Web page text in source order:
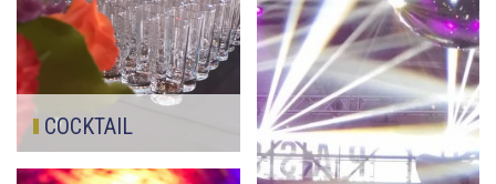
COCKTAIL
Petit déjeuné, cocktail, goûté, vin d'honneur, pot de bienvenue, pause café, etc Toutes les occasions sont bonnes pour profiter d'un petit jus de fruit. Les verres de la série Islande sont en symbiose avec nos nappes en tissu noir.